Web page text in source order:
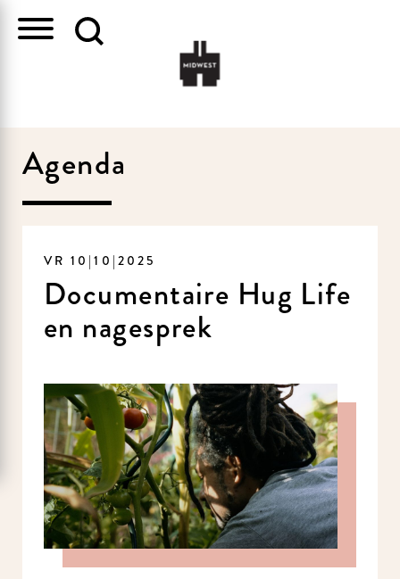
Agenda
VR 10|10|2025
Documentaire Hug Life
en nagesprek